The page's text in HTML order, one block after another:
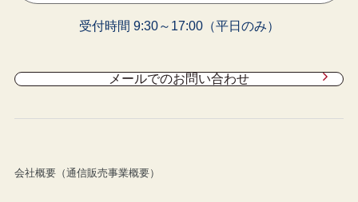
受付時間 9:30～17:00（平日のみ）
メールでのお問い合わせ
会社概要（通信販売事業概要）